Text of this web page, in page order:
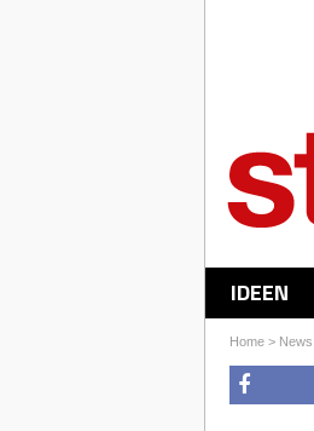
IDEEN
Home> News